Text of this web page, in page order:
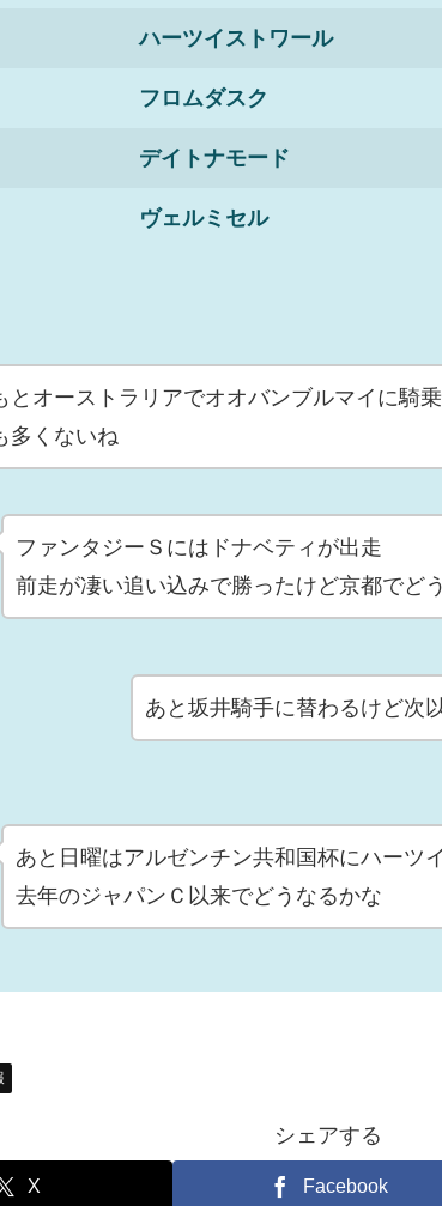
ハーツイストワール
フロムダスク
デイトナモード
ヴェルミセル
とオーストラリアでオオバンブルマイに騎
多くないね
ファンタジーＳにはドナベティが出走
前走が凄い追い込みで勝ったけど京都でど
あと坂井騎手に替わるけど次
あと日曜はアルゼンチン共和国杯にハーツ
去年のジャパンＣ以来でどうなるかな
シェアする
X Facebook